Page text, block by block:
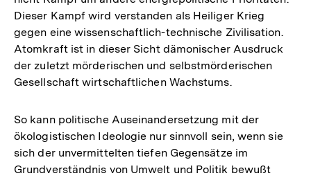
Dieser Kampf wird verstanden als Heiliger Krieg
gegen eine wissenschaftlich-technische Zivilisation.
Atomkraft ist in dieser Sicht dämonischer Ausdruck
der zuletzt mörderischen und selbstmörderischen
Gesellschaft wirtschaftlichen Wachstums.
So kann politische Auseinandersetzung mit der
ökologistischen Ideologie nur sinnvoll sein, wenn sie
sich der unvermittelten tiefen Gegensätze im
Grundverständnis von Umwelt und Politik bewußt